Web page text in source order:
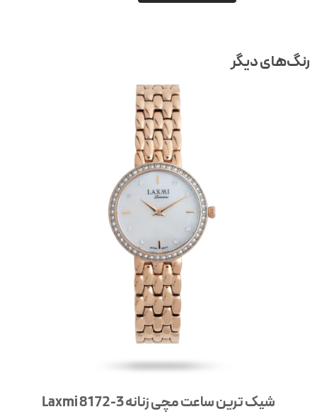
دیگر
شیک ترین ساعت مچی زنانه Laxmi 8172-3